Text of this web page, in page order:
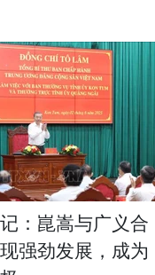
：崑嵩与广义合
强劲发展，成为